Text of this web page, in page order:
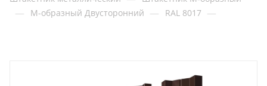
— М-образный Двусторонний — RAL 8017 —